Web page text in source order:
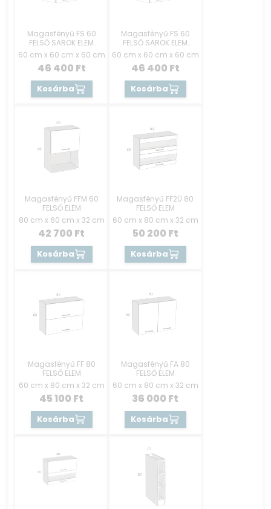
Magasfényű FS 60
FELSŐ SAROK ELEM
JOBBOS
60 cm x 60 cm x 60 cm
46 400 Ft
Kosárba
Magasfényű FS 60
FELSŐ SAROK ELEM
BALOS
60 cm x 60 cm x 60 cm
46 400 Ft
Kosárba
Magasfényű FFM 60
FELSŐ ELEM
80 cm x 60 cm x 32 cm
42 700 Ft
Kosárba
Magasfényű FF2Ü 80
FELSŐ ELEM
60 cm x 80 cm x 32 cm
50 200 Ft
Kosárba
Magasfényű FF 80
FELSŐ ELEM
60 cm x 80 cm x 32 cm
45 100 Ft
Kosárba
Magasfényű FA 80
FELSŐ ELEM
60 cm x 80 cm x 32 cm
36 000 Ft
Kosárba